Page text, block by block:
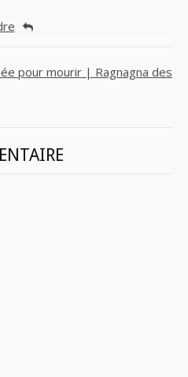
pour mourir | Ragnagna des